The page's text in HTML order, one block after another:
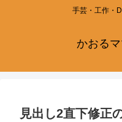
手芸・工作・
かおる
見出し2直下修正